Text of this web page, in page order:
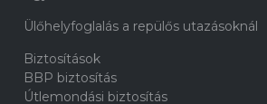
Ülőhelyfoglalás a repülős utazásoknál
Biztosítások
BBP biztosítás
Útlemondási biztosítás